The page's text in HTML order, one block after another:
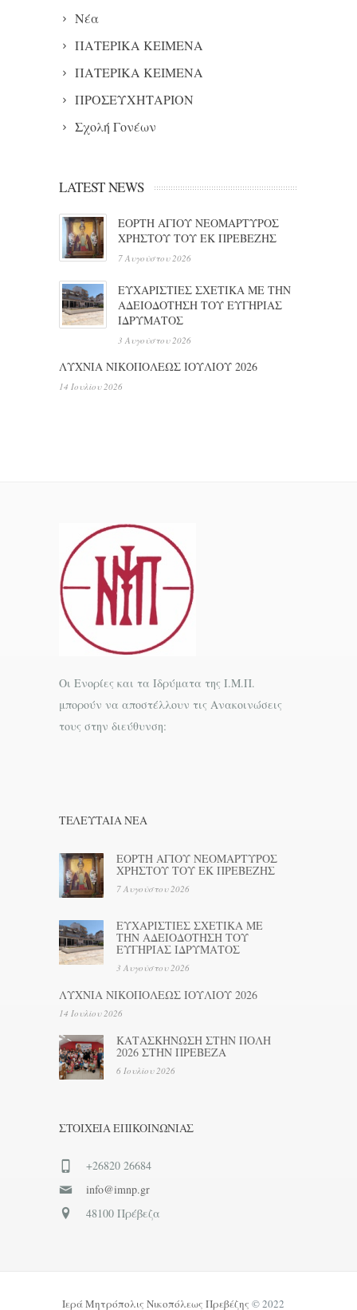
Νέα
ΠΑΤΕΡΙΚΑ ΚΕΙΜΕΝΑ
ΠΑΤΕΡΙΚΑ ΚΕΙΜΕΝΑ
ΠΡΟΣΕΥΧΗΤΑΡΙΟΝ
Σχολή Γονέων
LATEST NEWS
ΕΟΡΤΗ ΑΓΙΟΥ ΝΕΟΜΑΡΤΥΡΟΣ
ΧΡΗΣΤΟΥ ΤΟΥ ΕΚ ΠΡΕΒΕΖΗΣ
7 Αυγούστου 2026
ΕΥΧΑΡΙΣΤΙΕΣ ΣΧΕΤΙΚΑ ΜΕ ΤΗΝ
ΑΔΕΙΟΔΟΤΗΣΗ ΤΟΥ ΕΥΓΗΡΙΑΣ
ΙΔΡΥΜΑΤΟΣ
3 Αυγούστου 2026
ΛΥΧΝΙΑ ΝΙΚΟΠΟΛΕΩΣ ΙΟΥΛΙΟΥ 2026
14 Ιουλίου 2026
Οι Ενορίες και τα Ιδρύματα της Ι.Μ.Π.
μπορούν να αποστέλλουν τις Ανακοινώσεις
τους στην διεύθυνση:
ΤΕΛΕΥΤΑΊΑ ΝΕΑ
ΕΟΡΤΗ ΑΓΙΟΥ ΝΕΟΜΑΡΤΥΡΟΣ
ΧΡΗΣΤΟΥ ΤΟΥ ΕΚ ΠΡΕΒΕΖΗΣ
7 Αυγούστου 2026
ΕΥΧΑΡΙΣΤΙΕΣ ΣΧΕΤΙΚΑ ΜΕ
ΤΗΝ ΑΔΕΙΟΔΟΤΗΣΗ ΤΟΥ
ΕΥΓΗΡΙΑΣ ΙΔΡΥΜΑΤΟΣ
3 Αυγούστου 2026
ΛΥΧΝΙΑ ΝΙΚΟΠΟΛΕΩΣ ΙΟΥΛΙΟΥ 2026
14 Ιουλίου 2026
ΚΑΤΑΣΚΗΝΩΣΗ ΣΤΗΝ ΠΟΛΗ
2026 ΣΤΗΝ ΠΡΕΒΕΖΑ
6 Ιουλίου 2026
ΣΤΟΙΧΕΊΑ ΕΠΙΚΟΙΝΩΝΊΑΣ
+26820 26684
info@imnp.gr
48100 Πρέβεζα
Ιερά Μητρόπολις Νικοπόλεως Πρεβέζης © 2022